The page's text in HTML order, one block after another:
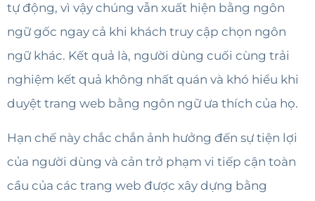
tự động, vì vậy chúng vẫn xuất hiện bằng ngôn
ngữ gốc ngay cả khi khách truy cập chọn ngôn
ngữ khác. Kết quả là, người dùng cuối cùng trải
nghiệm kết quả không nhất quán và khó hiểu khi
duyệt trang web bằng ngôn ngữ ưa thích của họ.
Hạn chế này chắc chắn ảnh hưởng đến sự tiện lợi
của người dùng và cản trở phạm vi tiếp cận toàn
cầu của các trang web được xây dựng bằng